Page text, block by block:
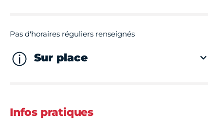
Pas d'horaires réguliers renseignés
Sur place
Infos pratiques